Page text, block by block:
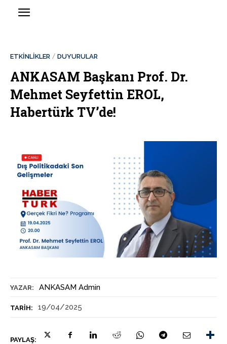
YAZAR: ANKASAM Admin
TARIH: 19/04/2025
PAYLAŞ:
ETKİNLİKLER DUYURULAR
ANKASAM Başkanı Prof. Dr.
Mehmet Seyfettin EROL,
Habertürk TV’de!